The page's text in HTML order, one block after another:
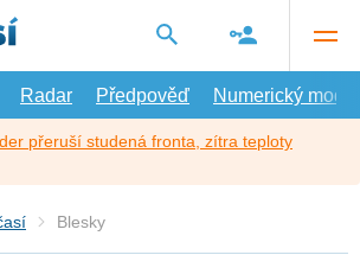
Radar Předpověď Numerický model
přeruší studená fronta, zítra teploty
Blesky